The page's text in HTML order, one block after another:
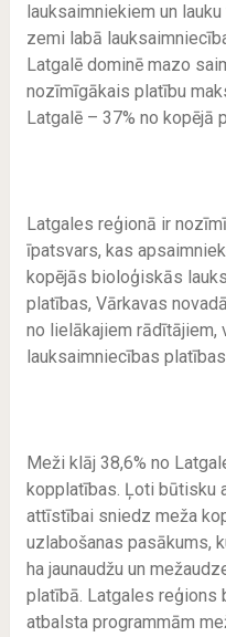
lauksaimniekiem un
zemi labā
Latgalē dominē mazo
nozīmīgākais platību
Latgalē – 37% no kopējā
Latgales reģionā ir
īpatsvars, kas
kopējās bioloģiskās
platības, Vārkavas
no lielākajiem rādītājiem,
lauksaimniecības
Meži klāj 38,6% no
kopplatības. Ļoti būtisku
attīstībai sniedz meža
uzlabošanas pasākums,
ha jaunaudžu un
platībā. Latgales reģions
atbalsta programmām